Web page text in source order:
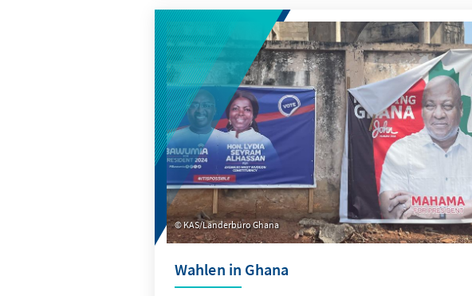
Ghana heute? Welche Fortschritte hat die neue
NDC-Regierung erzielt – und welche
Herausforderungen bleiben bestehen?
KAS/Länderbüro Ghana
Wahlen in Ghana